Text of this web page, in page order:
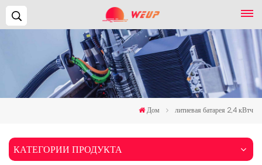
Дом литиевая батарея 2,4 кВтч
КАТЕГОРИИ ПРОДУКТА